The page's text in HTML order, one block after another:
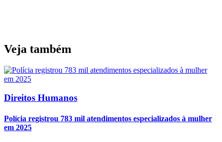
Veja também
Direitos Humanos
Polícia registrou 783 mil atendimentos especializados à mulher
em 2025